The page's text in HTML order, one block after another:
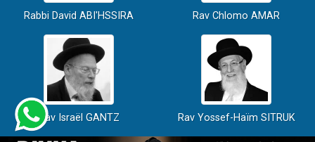
Rabbi David ABI'HSSIRA Rav Chlomo AMAR
Rav Israël GANTZ Rav Yossef-Haïm SITRUK